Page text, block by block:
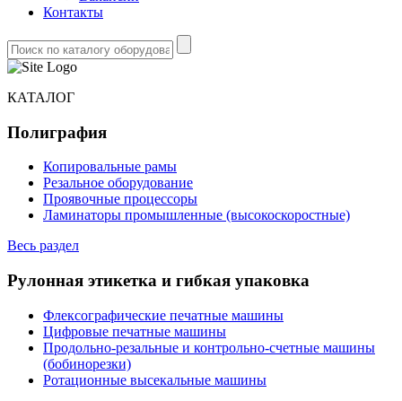
Контакты
КАТАЛОГ
Полиграфия
Копировальные рамы
Резальное оборудование
Проявочные процессоры
Ламинаторы промышленные (высокоскоростные)
Весь раздел
Рулонная этикетка и гибкая упаковка
Флексографические печатные машины
Цифровые печатные машины
Продольно-резальные и контрольно-счетные машины
(бобинорезки)
Ротационные высекальные машины